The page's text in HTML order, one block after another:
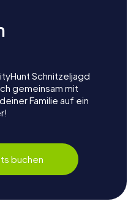
Schnitzeljagd
gemeinsam mit
Familie auf ein
buchen